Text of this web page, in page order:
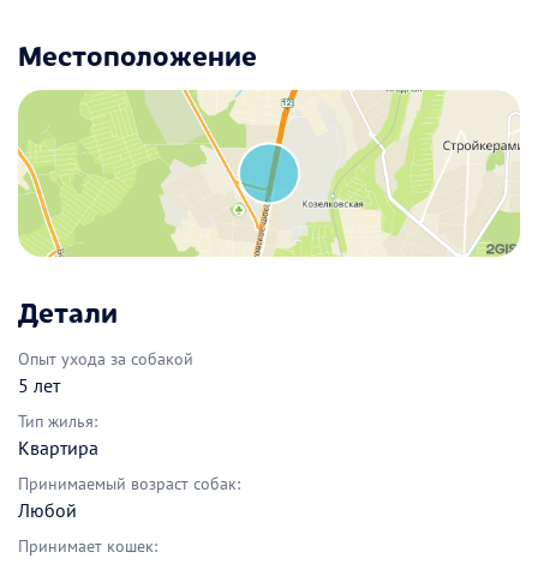
Местоположение
Детали
Опыт ухода за собакой
5 лет
Тип жилья:
Квартира
Принимаемый возраст собак:
Любой
Принимает кошек: